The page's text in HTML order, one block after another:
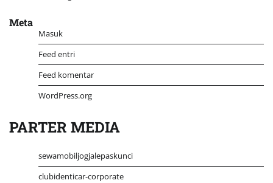
Meta
Masuk
Feed entri
Feed komentar
WordPress.org
PARTER MEDIA
sewamobiljogjalepaskunci
clubidenticar-corporate